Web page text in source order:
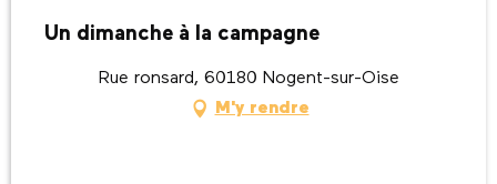
Un dimanche à la campagne
Rue ronsard, 60180 Nogent-sur-Oise
M'y rendre